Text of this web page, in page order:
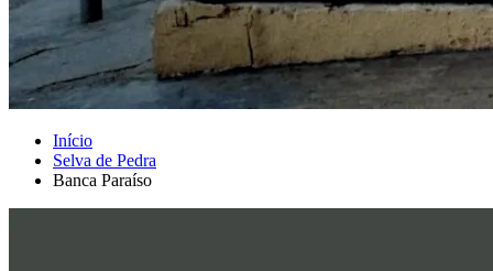
Início
Selva de Pedra
Banca Paraíso